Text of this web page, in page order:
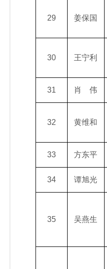
29 姜保国
30 王宁利
31 肖 伟
32 黄维和
33 方东平
34 谭旭光
35 吴燕生